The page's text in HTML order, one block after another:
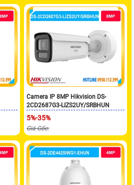
Camera IP 8MP Hikvision DS-
2CD2687G3-LIZS2UY/SRBHUN
5%-35%
Giá Gốc: